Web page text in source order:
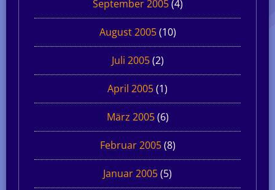
September 2005(4)
August 2005(10)
Juli 2005(2)
April 2005(1)
März 2005(6)
Februar 2005(8)
Januar 2005(5)